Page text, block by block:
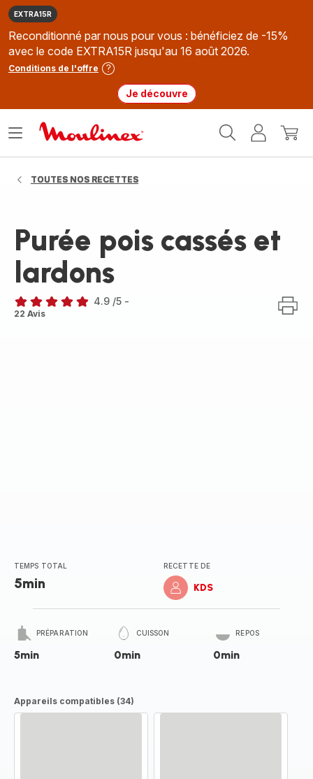
EXTRA15R
Reconditionné par nous pour vous : bénéficiez de -15%
avec le code EXTRA15R jusqu'au 16 août 2026.
Conditions de l'offre
Je découvre
MonMon
Ouvrir
TOUTES NOS RECETTES
Purée pois cassés et
lardons
ratings.4.9
4.9 /5 -
22 Avis
TEMPS TOTAL
5min
RECETTE DE
KDS
PRÉPARATION
5min
CUISSON
0min
REPOS
0min
Appareils compatibles (34)